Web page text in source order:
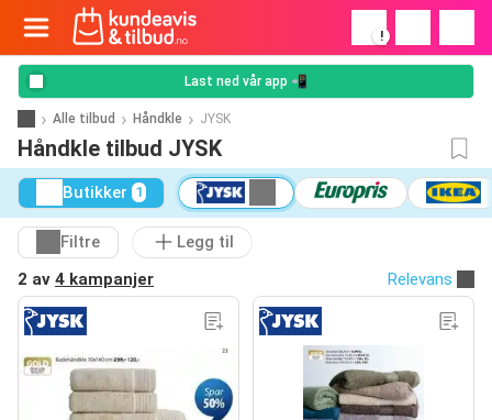
!
Last ned vår app 📲
Alle tilbud Håndkle JYSK
Håndkle tilbud JYSK
Butikker 1
Filtre
Legg til
2 av 4 kampanjer Relevans